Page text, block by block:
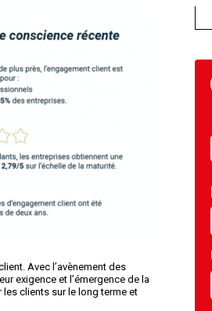
Avec l’avènement des
exigence et l’émergence de la
clients sur le long terme et